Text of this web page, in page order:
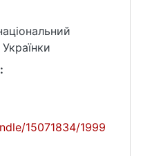
15071834/1999